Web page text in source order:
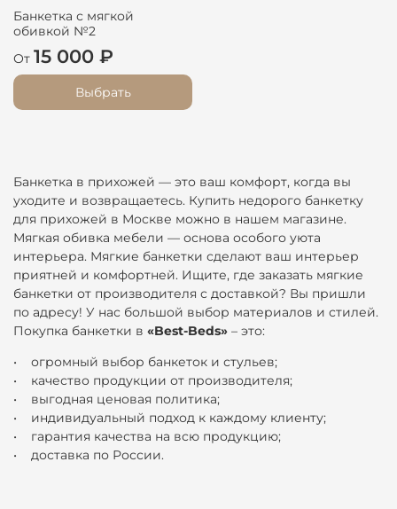
Банкетка с мягкой
обивкой №2
От 15 000 ₽
Выбрать
Банкетка в прихожей — это ваш комфорт, когда вы
уходите и возвращаетесь. Купить недорого банкетку
для прихожей в Москве можно в нашем магазине.
Мягкая обивка мебели — основа особого уюта
интерьера. Мягкие банкетки сделают ваш интерьер
приятней и комфортней. Ищите, где заказать мягкие
банкетки от производителя с доставкой? Вы пришли
по адресу! У нас большой выбор материалов и стилей.
Покупка банкетки в «Best-Beds» – это:
• огромный выбор банкеток и стульев;
• качество продукции от производителя;
• выгодная ценовая политика;
• индивидуальный подход к каждому клиенту;
• гарантия качества на всю продукцию;
• доставка по России.